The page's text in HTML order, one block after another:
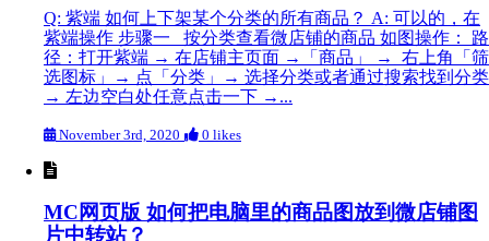
Q: 紫端 如何上下架某个分类的所有商品？ A: 可以的，在
紫端操作 步骤一 按分类查看微店铺的商品 如图操作： 路
径：打开紫端 → 在店铺主页面 →「商品」 → 右上角「筛
选图标」→ 点「分类」→ 选择分类或者通过搜索找到分类
→ 左边空白处任意点击一下 →...
November 3rd, 2020 0 likes
MC网页版 如何把电脑里的商品图放到微店铺图
片中转站？